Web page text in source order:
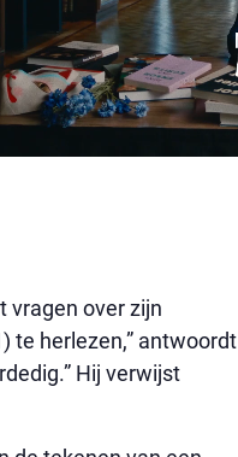
vragen over zijn
te herlezen,” antwoordt
Hij verwijst